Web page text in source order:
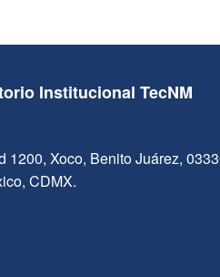
Institucional TecNM
1200, Xoco, Benito Juárez,
CDMX.